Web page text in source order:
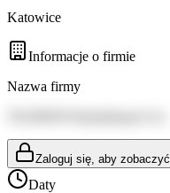
Katowice
Informacje o firmie
Nazwa firmy
Zaloguj się, aby zobaczyć
Daty